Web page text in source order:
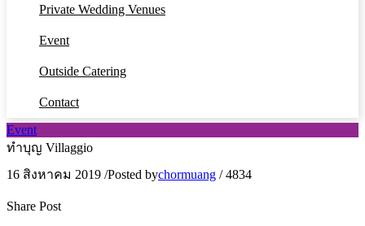
Private Wedding Venues
Event
Outside Catering
Contact
Event
ทำบุญ Villaggio
16 สิงหาคม 2019 /Posted bychormuang / 4834
Share Post